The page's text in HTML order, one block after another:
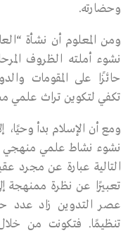
وحضارته.
ومن المعلوم أن نشأة
نشوء أملته الظروف
حائزًا على المقومات
تكفي لتكوين تراث علمي
ومع أن الإسلام بدأ
نشوء نشاط علمي منهجي
التالية عبارة عن مجرد
تعبيرًا عن نظرة ممنهجة
عصر التدوين زاد عدد
تنظيمًا. فتكونت من